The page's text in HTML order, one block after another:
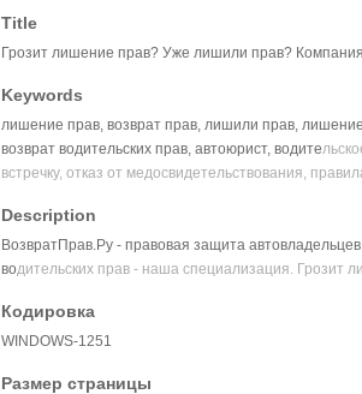
Title
Грозит лишение прав? Уже лишили прав?
Keywords
лишение прав, возврат прав, лишили прав, лишение
возврат водительских прав, автоюрист, водите
встречку, отказ от медосвидетельствования,
Description
ВозвратПрав.Ру - правовая защита
водительских прав - наша специализация. Грозит
Кодировка
WINDOWS-1251
Размер страницы